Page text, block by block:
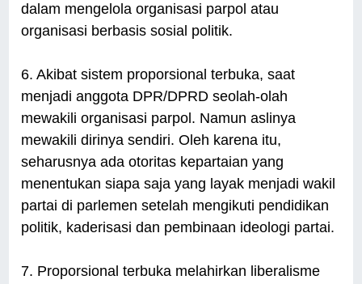
dalam mengelola organisasi parpol atau
organisasi berbasis sosial politik.
6. Akibat sistem proporsional terbuka, saat
menjadi anggota DPR/DPRD seolah-olah
mewakili organisasi parpol. Namun aslinya
mewakili dirinya sendiri. Oleh karena itu,
seharusnya ada otoritas kepartaian yang
menentukan siapa saja yang layak menjadi wakil
partai di parlemen setelah mengikuti pendidikan
politik, kaderisasi dan pembinaan ideologi partai.
7. Proporsional terbuka melahirkan liberalisme